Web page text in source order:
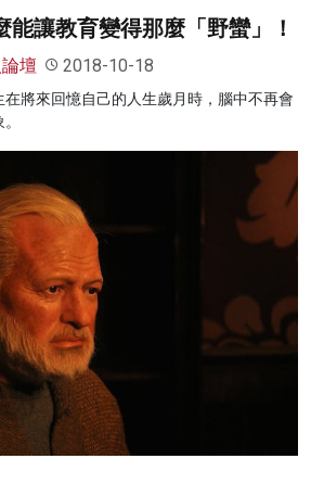
能讓教育變得那麼「野蠻」！
壇 2018-10-18
將來回憶自己的人生歲月時，腦中不再會